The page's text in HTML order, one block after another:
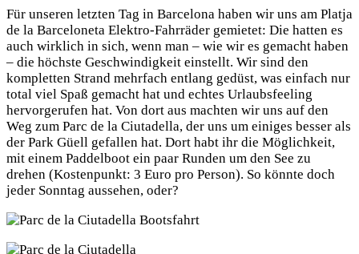
Für unseren letzten Tag in Barcelona haben wir uns am Platja
de la Barceloneta Elektro-Fahrräder gemietet: Die hatten es
auch wirklich in sich, wenn man – wie wir es gemacht haben
– die höchste Geschwindigkeit einstellt. Wir sind den
kompletten Strand mehrfach entlang gedüst, was einfach nur
total viel Spaß gemacht hat und echtes Urlaubsfeeling
hervorgerufen hat. Von dort aus machten wir uns auf den
Weg zum Parc de la Ciutadella, der uns um einiges besser als
der Park Güell gefallen hat. Dort habt ihr die Möglichkeit,
mit einem Paddelboot ein paar Runden um den See zu
drehen (Kostenpunkt: 3 Euro pro Person). So könnte doch
jeder Sonntag aussehen, oder?